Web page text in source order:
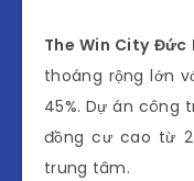
The Win City Đức
thoáng rộng lớn
45%. Dự án công
đồng cư cao từ
trung tâm.